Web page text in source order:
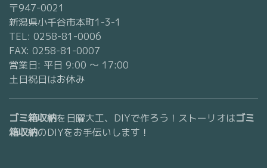
〒947-0021
新潟県小千谷市本町1-3-1
TEL: 0258-81-0006
FAX: 0258-81-0007
営業日: 平日 9:00 〜 17:00
土日祝日はお休み
ゴミ箱収納を日曜大工、DIYで作ろう！ストーリオはゴミ
箱収納のDIYをお手伝いします！